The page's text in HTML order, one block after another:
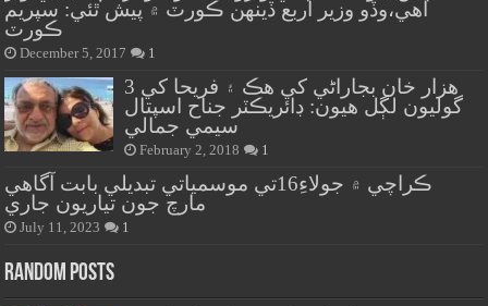
آهي،وڏو وزير اربع ڏينهن ڪورٽ ۾ پيش ٿئي: سپريم
ڪورٽ
December 5, 2017 1
هزار خان بجاراڻي کي هڪ ۽ فريحا کي 3
گوليون لڳل هيون: ڊائريڪٽر جناح اسپتال
سيمي جمالي
February 2, 2018 1
ڪراچي ۾ جولاءِ16تي موسمياتي تبديلي بابت آگاهي
مارچ جون تياريون جاري
July 11, 2023 1
Random Posts